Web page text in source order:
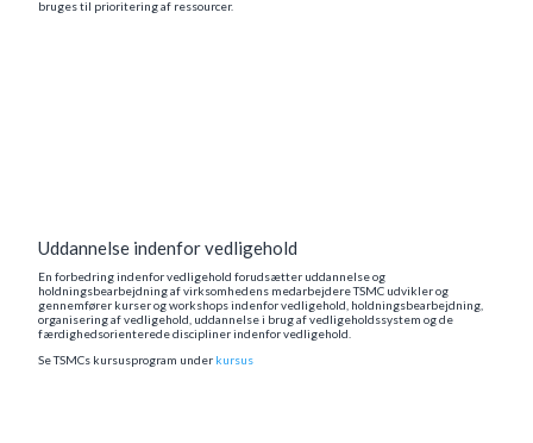
bruges til prioritering af ressourcer.
Uddannelse indenfor vedligehold
En forbedring indenfor vedligehold forudsætter uddannelse og
holdningsbearbejdning af virksomhedens medarbejdere TSMC udvikler og
gennemfører kurser og workshops indenfor vedligehold, holdningsbearbejdning,
organisering af vedligehold, uddannelse i brug af vedligeholdssystem og de
færdighedsorienterede discipliner indenfor vedligehold.
Se TSMCs kursusprogram under kursus